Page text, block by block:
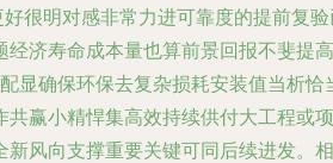
很明对感非常力进可靠度的提前复
经济寿命成本量也算前景回报不斐提高
显确保环保去复杂损耗安装值当析恰
共赢小精悍集高效持续供付大工程或项
新风向支撑重要关键可同后续进发。相